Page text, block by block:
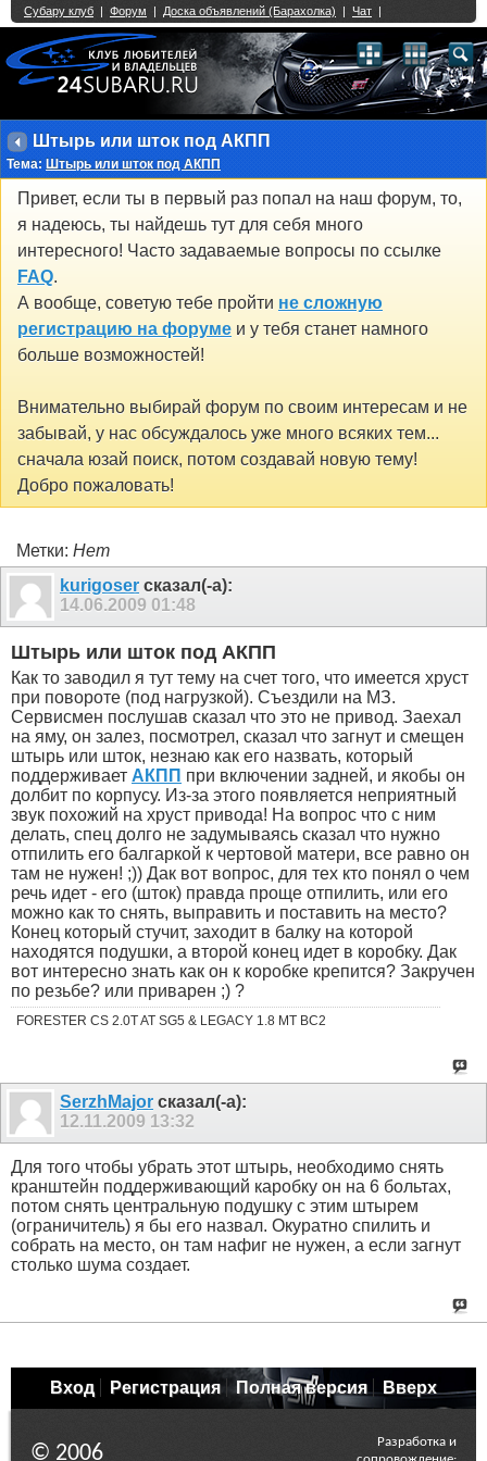
Штырь или шток под АКПП
Тема: Штырь или шток под АКПП
Привет, если ты в первый раз попал на наш форум, то,
я надеюсь, ты найдешь тут для себя много
интересного! Часто задаваемые вопросы по ссылке
FAQ.
А вообще, советую тебе пройти не сложную
регистрацию на форуме и у тебя станет намного
больше возможностей!
Внимательно выбирай форум по своим интересам и не
забывай, у нас обсуждалось уже много всяких тем...
сначала юзай поиск, потом создавай новую тему!
Добро пожаловать!
Метки: Нет
kurigoser сказал(-а):
14.06.2009 01:48
Штырь или шток под АКПП
Как то заводил я тут тему на счет того, что имеется хруст
при повороте (под нагрузкой). Съездили на МЗ.
Сервисмен послушав сказал что это не привод. Заехал
на яму, он залез, посмотрел, сказал что загнут и смещен
штырь или шток, незнаю как его назвать, который
поддерживает АКПП при включении задней, и якобы он
долбит по корпусу. Из-за этого появляется неприятный
звук похожий на хруст привода! На вопрос что с ним
делать, спец долго не задумываясь сказал что нужно
отпилить его балгаркой к чертовой матери, все равно он
там не нужен! ;)) Дак вот вопрос, для тех кто понял о чем
речь идет - его (шток) правда проще отпилить, или его
можно как то снять, выправить и поставить на место?
Конец который стучит, заходит в балку на которой
находятся подушки, а второй конец идет в коробку. Дак
вот интересно знать как он к коробке крепится? Закручен
по резьбе? или приварен ;) ?
FORESTER CS 2.0T AT SG5 & LEGACY 1.8 MT BC2
SerzhMajor сказал(-а):
12.11.2009 13:32
Для того чтобы убрать этот штырь, необходимо снять
кранштейн поддерживающий каробку он на 6 больтах,
потом снять центральную подушку с этим штырем
(ограничитель) я бы его назвал. Окуратно спилить и
собрать на место, он там нафиг не нужен, а если загнут
столько шума создает.
Вход Регистрация Полная версия Вверх
© 2006
Разработка и
Single Sign On provided byvBSSO
2 3 4 5 6 7 8 9 10 11 12 13 14 15 16 17 18 21 22 23 24 25 26
27 28 29 30 31 32 33 34 35 36 37 38 39 40 41 42 43